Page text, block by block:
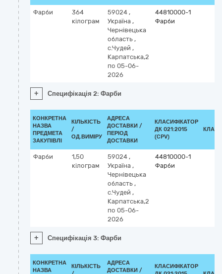
Фарби
364
кілограм
59024 ,
Україна ,
Чернівецька
область ,
с.Чудей ,
Карпатська,2
по 05-06-
2026
44810000-1
Фарби
+ Специфікація 2: Фарби
КОНКРЕТНА
НАЗВА
ПРЕДМЕТА
ЗАКУПІВЛІ
КІЛЬКІСТЬ
/
ОД.ВИМІРУ
АДРЕСА
ДОСТАВКИ /
ПЕРІОД
ДОСТАВКИ
КЛАСИФІКАТОР
ДК 021:2015
(CPV)
Фарби
1,50
кілограм
59024 ,
Україна ,
Чернівецька
область ,
с.Чудей ,
Карпатська,2
по 05-06-
2026
44810000-1
Фарби
+ Специфікація 3: Фарби
КОНКРЕТНА
НАЗВА
КІЛЬКІСТЬ
АДРЕСА
ДОСТАВКИ /
КЛАСИФІКАТОР